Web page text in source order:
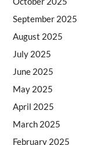
September 2025
August 2025
July 2025
June 2025
May 2025
April 2025
March 2025
February 2025